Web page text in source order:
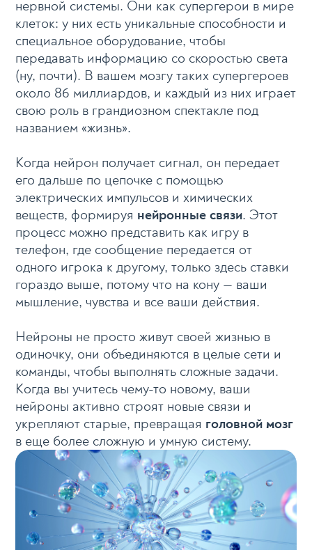
нервной системы. Они как супергерои в мире
клеток: у них есть уникальные способности и
специальное оборудование, чтобы
передавать информацию со скоростью света
(ну, почти). В вашем мозгу таких супергероев
около 86 миллиардов, и каждый из них играет
свою роль в грандиозном спектакле под
названием «жизнь».
Когда нейрон получает сигнал, он передает
его дальше по цепочке с помощью
электрических импульсов и химических
веществ, формируя нейронные связи. Этот
процесс можно представить как игру в
телефон, где сообщение передается от
одного игрока к другому, только здесь ставки
гораздо выше, потому что на кону — ваши
мышление, чувства и все ваши действия.
Нейроны не просто живут своей жизнью в
одиночку, они объединяются в целые сети и
команды, чтобы выполнять сложные задачи.
Когда вы учитесь чему-то новому, ваши
нейроны активно строят новые связи и
укрепляют старые, превращая головной мозг
в еще более сложную и умную систему.